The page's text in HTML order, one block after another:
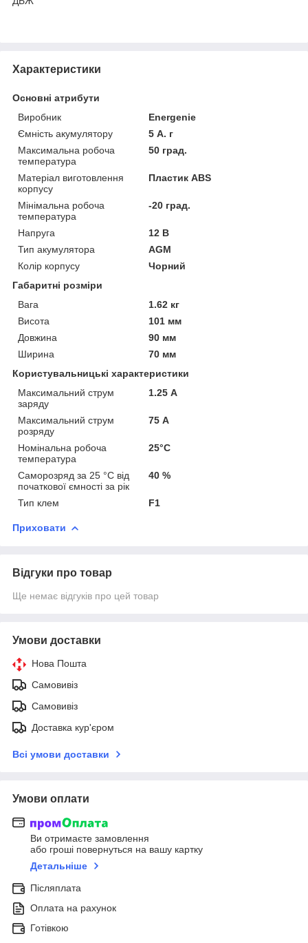
Характеристики
Основні атрибути
Виробник
Energenie
Ємність акумулятору
5 А. г
Максимальна робоча
температура
50 град.
Матеріал виготовлення
корпусу
Пластик ABS
Мінімальна робоча
температура
-20 град.
Напруга
12 В
Тип акумулятора
AGM
Колір корпусу
Чорний
Габаритні розміри
Вага
1.62 кг
Висота
101 мм
Довжина
90 мм
Ширина
70 мм
Користувальницькі характеристики
Максимальний струм
заряду
1.25 А
Максимальний струм
розряду
75 А
Номінальна робоча
температура
25°C
Саморозряд за 25 °C від
початкової ємності за рік
40 %
Тип клем F1
Приховати
Відгуки про товар
Ще немає відгуків про цей товар
Умови доставки
Нова Пошта
Самовивіз
Самовивіз
Доставка кур'єром
Всі умови доставки
Умови оплати
Ви отримаєте замовлення
або гроші повернуться на вашу картку
Детальніше
Післяплата
Оплата на рахунок
Готівкою